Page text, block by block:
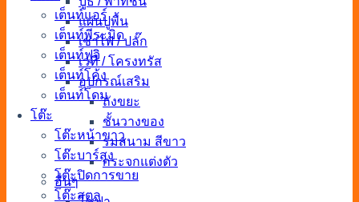
แผ่นปูพื้น
เช่าไฟ / ปลั๊ก
เวที / โครงทรัส
อุปกรณ์เสริม
ถังขยะ
ชั้นวางของ
ร่มสนาม สีขาว
กระจกแต่งตัว
อื่นๆ
เต็นท์แอร์
เต็นท์พีระมิด
เต็นท์ฟูจิ
เต็นท์โค้ง
เต็นท์โดม
โต๊ะ
โต๊ะหน้าขาว
โต๊ะบาร์สูง
โต๊ะปิดการขาย
โต๊ะสตูล